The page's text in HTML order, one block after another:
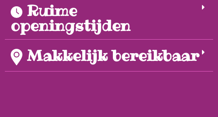
Ruime
openingstijden
Makkelijk bereikbaar